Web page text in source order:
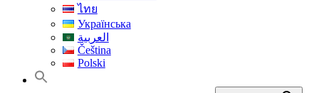
ไทย
Українська
العربية
Čeština
Polski